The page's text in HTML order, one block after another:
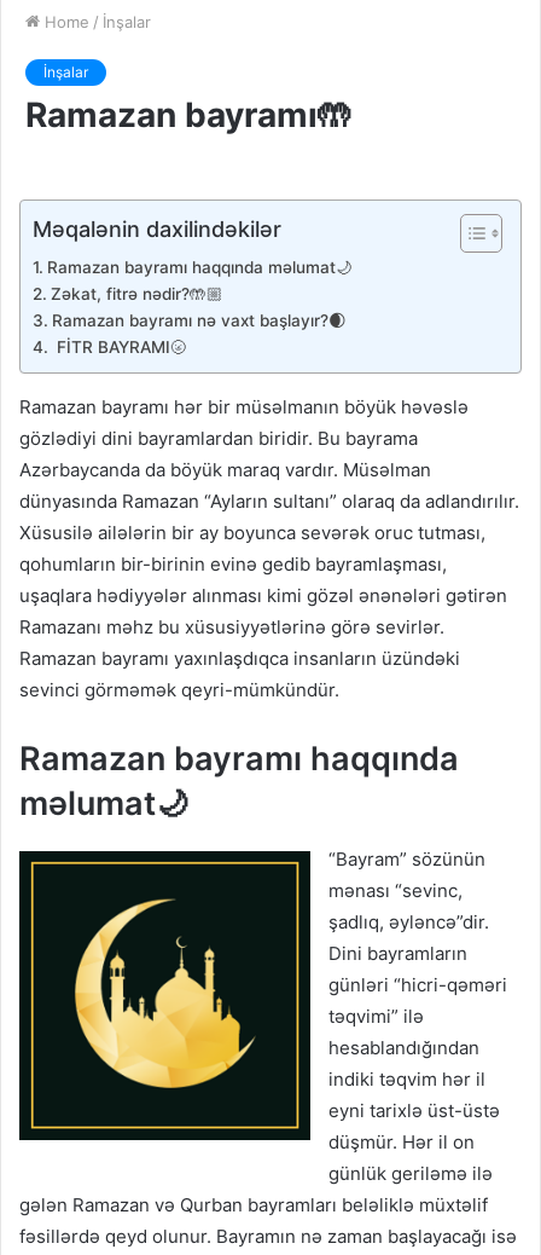
Home / İnşalar
İnşalar
Ramazan bayramı🤲
Məqalənin daxilindəkilər
Ramazan bayramı haqqında məlumat🌙
Zəkat, fitrə nədir?🤲🏼
Ramazan bayramı nə vaxt başlayır?🌒
FİTR BAYRAMI🌝
Ramazan bayramı hər bir müsəlmanın böyük həvəslə
gözlədiyi dini bayramlardan biridir. Bu bayrama
Azərbaycanda da böyük maraq vardır. Müsəlman
dünyasında Ramazan “Ayların sultanı” olaraq da adlandırılır.
Xüsusilə ailələrin bir ay boyunca sevərək oruc tutması,
qohumların bir-birinin evinə gedib bayramlaşması,
uşaqlara hədiyyələr alınması kimi gözəl ənənələri gətirən
Ramazanı məhz bu xüsusiyyətlərinə görə sevirlər.
Ramazan bayramı yaxınlaşdıqca insanların üzündəki
sevinci görməmək qeyri-mümkündür.
Ramazan bayramı haqqında
məlumat🌙
“Bayram” sözünün
mənası “sevinc,
şadlıq, əyləncə”dir.
Dini bayramların
günləri “hicri-qəməri
təqvimi” ilə
hesablandığından
indiki təqvim hər il
eyni tarixlə üst-üstə
düşmür. Hər il on
günlük geriləmə ilə
gələn Ramazan və Qurban bayramları beləliklə müxtəlif
fəsillərdə qeyd olunur. Bayramın nə zaman başlayacağı isə